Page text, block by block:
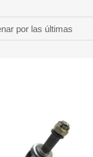
Add to Wishlist